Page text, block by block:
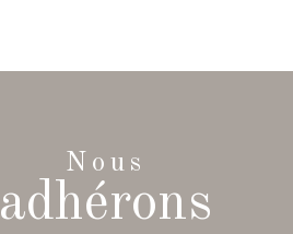
Nous
adhérons